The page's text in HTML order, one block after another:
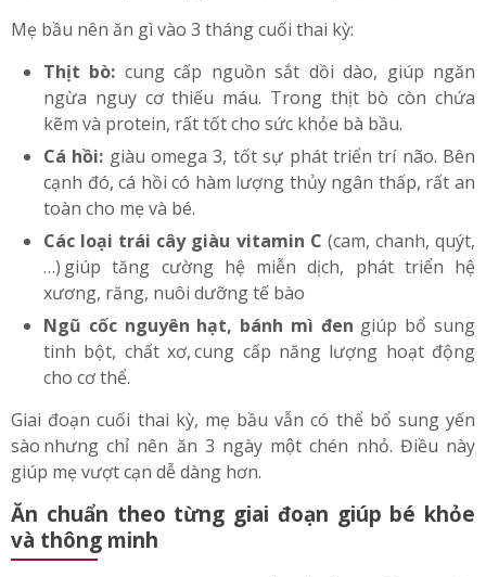
Mẹ bầu nên ăn gì vào 3 tháng cuối thai kỳ:
Thịt bò: cung cấp nguồn sắt dồi dào, giúp ngăn
ngừa nguy cơ thiếu máu. Trong thịt bò còn chứa
kẽm và protein, rất tốt cho sức khỏe bà bầu.
Cá hồi: giàu omega 3, tốt sự phát triển trí não. Bên
cạnh đó, cá hồi có hàm lượng thủy ngân thấp, rất an
toàn cho mẹ và bé.
Các loại trái cây giàu vitamin C (cam, chanh, quýt,
…) giúp tăng cường hệ miễn dịch, phát triển hệ
xương, răng, nuôi dưỡng tế bào
Ngũ cốc nguyên hạt, bánh mì đen giúp bổ sung
tinh bột, chất xơ,;cung cấp năng lượng hoạt động
cho cơ thể.
Giai đoạn cuối thai kỳ, mẹ bầu vẫn có thể bổ sung yến
sào nhưng chỉ nên ăn 3 ngày một chén nhỏ. Điều này
giúp mẹ vượt cạn dễ dàng hơn.
Ăn chuẩn theo từng giai đoạn giúp bé khỏe
và thông minh